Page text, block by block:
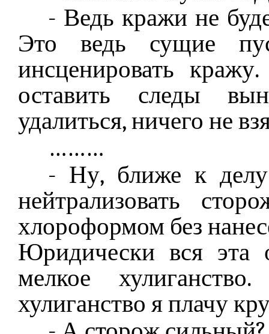
- Ведь кражи не
Это ведь сущие
инсценировать
оставить следы
удалиться, ничего не
………
- Ну, ближе к
нейтрализовать
хлороформом без
Юридически вся эта
мелкое
хулиганство я плачу